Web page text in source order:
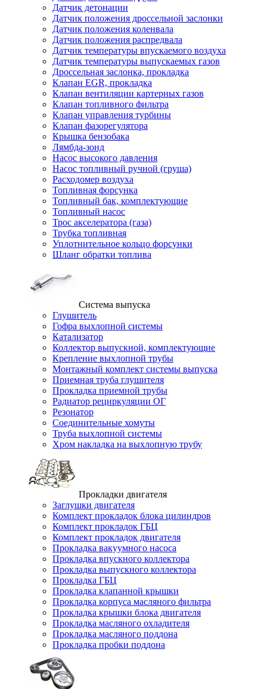
Датчик детонации
Датчик положения дроссельной заслонки
Датчик положения коленвала
Датчик положения распредвала
Датчик температуры впускаемого воздуха
Датчик температуры выпускаемых газов
Дроссельная заслонка, прокладка
Клапан EGR, прокладка
Клапан вентиляции картерных газов
Клапан топливного фильтра
Клапан управления турбины
Клапан фазорегулятора
Крышка бензобака
Лямбда-зонд
Насос высокого давления
Насос топливный ручной (груша)
Расходомер воздуха
Топливная форсунка
Топливный бак, комплектующие
Топливный насос
Трос акселератора (газа)
Трубка топливная
Уплотнительное кольцо форсунки
Шланг обратки топлива
Система выпуска
Глушитель
Гофра выхлопной системы
Катализатор
Коллектор выпускной, комплектующие
Крепление выхлопной трубы
Монтажный комплект системы выпуска
Приемная труба глушителя
Прокладка приемной трубы
Радиатор рециркуляции ОГ
Резонатор
Соединительные хомуты
Труба выхлопной системы
Хром накладка на выхлопную трубу
Прокладки двигателя
Заглушки двигателя
Комплект прокладок блока цилиндров
Комплект прокладок ГБЦ
Комплект прокладок двигателя
Прокладка вакуумного насоса
Прокладка впускного коллектора
Прокладка выпускного коллектора
Прокладка ГБЦ
Прокладка клапанной крышки
Прокладка корпуса масляного фильтра
Прокладка крышки блока двигателя
Прокладка масляного охладителя
Прокладка масляного поддона
Прокладка пробки поддона